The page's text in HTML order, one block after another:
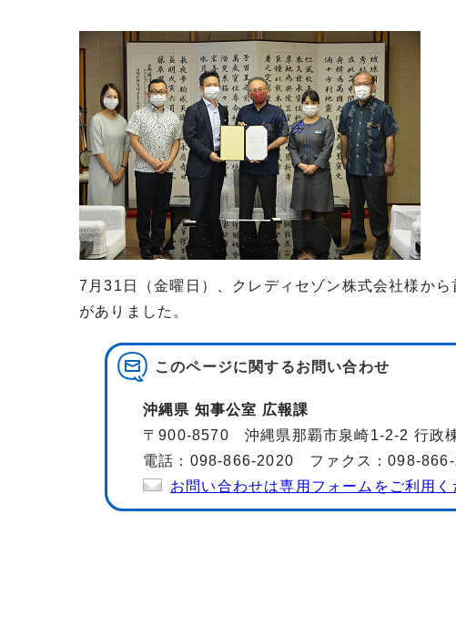
7月31日（金曜日）、クレディセゾン株式会社様か
がありました。
このページに関するお問い合わせ
沖縄県 知事公室 広報課
〒900-8570 沖縄県那覇市泉崎1-2-2 行政棟
電話：098-866-2020 ファクス：098-866-
お問い合わせは専用フォームをご利用く